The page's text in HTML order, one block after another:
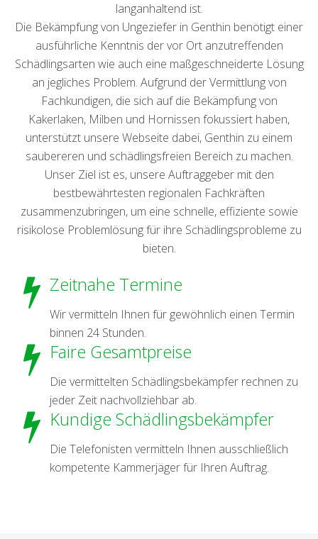
langanhaltend ist.
Die Bekämpfung von Ungeziefer in Genthin benötigt einer
ausführliche Kenntnis der vor Ort anzutreffenden
Schädlingsarten wie auch eine maßgeschneiderte Lösung
an jegliches Problem. Aufgrund der Vermittlung von
Fachkundigen, die sich auf die Bekämpfung von
Kakerlaken, Milben und Hornissen fokussiert haben,
unterstützt unsere Webseite dabei, Genthin zu einem
saubereren und schädlingsfreien Bereich zu machen.
Unser Ziel ist es, unsere Auftraggeber mit den
bestbewährtesten regionalen Fachkräften
zusammenzubringen, um eine schnelle, effiziente sowie
risikolose Problemlösung für ihre Schädlingsprobleme zu
bieten.
Zeitnahe Termine
Wir vermitteln Ihnen für gewöhnlich einen Termin
binnen 24 Stunden.
Faire Gesamtpreise
Die vermittelten Schädlingsbekämpfer rechnen zu
jeder Zeit nachvollziehbar ab.
Kundige Schädlingsbekämpfer
Die Telefonisten vermitteln Ihnen ausschließlich
kompetente Kammerjäger für Ihren Auftrag.